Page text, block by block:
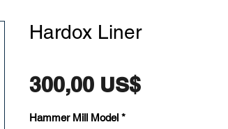
Hardox Liner
300,00 US$Precio
Hammer Mill Model *